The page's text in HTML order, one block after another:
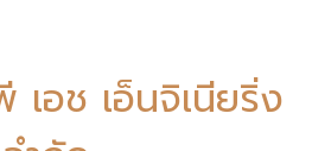
อช เอ็นจิเนียริ่ง